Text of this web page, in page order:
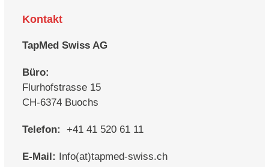
Kontakt
TapMed Swiss AG
Büro:
Flurhofstrasse 15
CH-6374 Buochs
Telefon: +41 41 520 61 11
E-Mail: Info(at)tapmed-swiss.ch